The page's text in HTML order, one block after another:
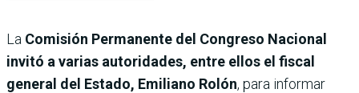
La Comisión Permanente del Congreso Nacional
invitó a varias autoridades, entre ellos el fiscal
general del Estado, Emiliano Rolón, para informar